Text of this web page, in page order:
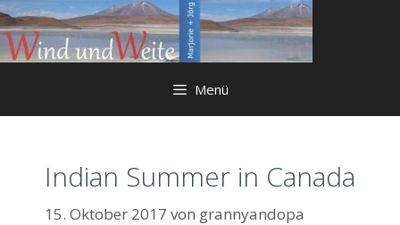
Springe
zum
Inhalt
Menü
Indian Summer in Canada
15. Oktober 2017 von grannyandopa